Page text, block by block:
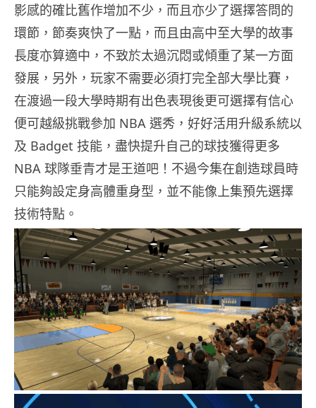
影感的確比舊作增加不少，而且亦少了選擇答問的
環節，節奏爽快了一點，而且由高中至大學的故事
長度亦算適中，不致於太過沉悶或傾重了某一方面
發展，另外，玩家不需要必須打完全部大學比賽，
在渡過一段大學時期有出色表現後更可選擇有信心
便可越級挑戰參加 NBA 選秀，好好活用升級系統以
及 Badget 技能，盡快提升自己的球技獲得更多
NBA 球隊垂青才是王道吧！不過今集在創造球員時
只能夠設定身高體重身型，並不能像上集預先選擇
技術特點。